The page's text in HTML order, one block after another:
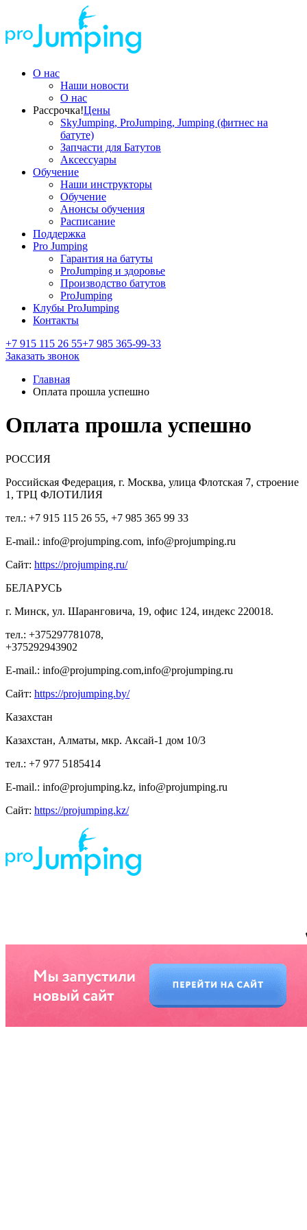
О нас
Наши новости
О нас
Рассрочка!Цены
SkyJumping, ProJumping, Jumping (фитнес на
батуте)
Запчасти для Батутов
Аксессуары
Обучение
Наши инструкторы
Обучение
Анонсы обучения
Расписание
Поддержка
Pro Jumping
Гарантия на батуты
ProJumping и здоровье
Производство батутов
ProJumping
Клубы ProJumping
Контакты
+7 915 115 26 55+7 985 365-99-33
Заказать звонок
Главная
Оплата прошла успешно
Оплата прошла успешно
РОССИЯ
Российская Федерация, г. Москва, улица Флотская 7, строение
1, ТРЦ ФЛОТИЛИЯ
тел.: +7 915 115 26 55, +7 985 365 99 33
E-mail.: info@projumping.com, info@projumping.ru
Сайт: https://projumping.ru/
БЕЛАРУСЬ
г. Минск, ул. Шаранговича, 19, офис 124, индекс 220018.
тел.: +375297781078,
+375292943902
E-mail.: info@projumping.com,info@projumping.ru
Сайт: https://projumping.by/
Казахстан
Казахстан, Алматы, мкр. Аксай-1 дом 10/3
тел.: +7 977 5185414
E-mail.: info@projumping.kz, info@projumping.ru
Сайт: https://projumping.kz/